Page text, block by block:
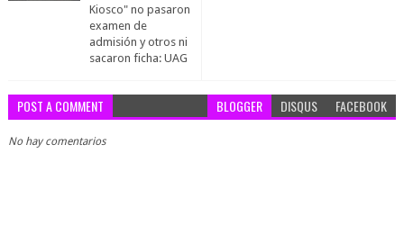
Kiosco" no pasaron
examen de
admisión y otros ni
sacaron ficha: UAG
POST A COMMENT BLOGGER DISQUS FACEBOOK
No hay comentarios